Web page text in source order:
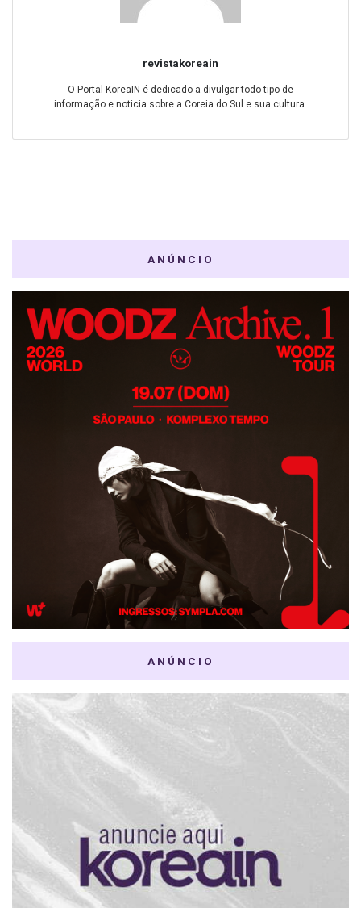
revistakoreain
O Portal KoreaIN é dedicado a divulgar todo tipo de
informação e noticia sobre a Coreia do Sul e sua cultura.
ANÚNCIO
ANÚNCIO